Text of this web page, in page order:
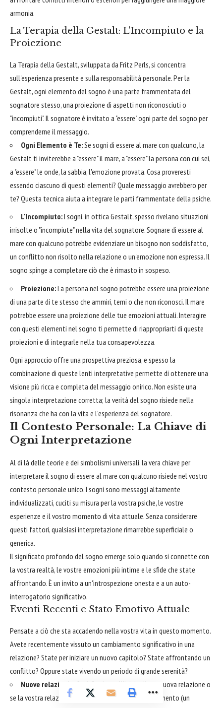
armonia.
La Terapia della Gestalt: L'Incompiuto e la
Proiezione
La Terapia della Gestalt, sviluppata da Fritz Perls, si concentra
sull'esperienza presente e sulla responsabilità personale. Per la
Gestalt, ogni elemento del sogno è una parte frammentata del
sognatore stesso, una proiezione di aspetti non riconosciuti o
"incompiuti". Il sognatore è invitato a "essere" ogni parte del sogno per
comprenderne il messaggio.
Ogni Elemento è Te:Se sogni di essere al mare con qualcuno, la
Gestalt ti inviterebbe a "essere" il mare, a "essere" la persona con cui sei,
a "essere" le onde, la sabbia, l'emozione provata. Cosa proveresti
essendo ciascuno di questi elementi? Quale messaggio avrebbero per
te? Questa tecnica aiuta a integrare le parti frammentate della psiche.
L'Incompiuto:I sogni, in ottica Gestalt, spesso rivelano situazioni
irrisolte o "incompiute" nella vita del sognatore. Sognare di essere al
mare con qualcuno potrebbe evidenziare un bisogno non soddisfatto,
un conflitto non risolto nella relazione o un'emozione non espressa. Il
sogno spinge a completare ciò che è rimasto in sospeso.
Proiezione:La persona nel sogno potrebbe essere una proiezione
di una parte di te stesso che ammiri, temi o che non riconosci. Il mare
potrebbe essere una proiezione delle tue emozioni attuali. Interagire
con questi elementi nel sogno ti permette di riappropriarti di queste
proiezioni e di integrarle nella tua consapevolezza.
Ogni approccio offre una prospettiva preziosa, e spesso la
combinazione di queste lenti interpretative permette di ottenere una
visione più ricca e completa del messaggio onirico. Non esiste una
singola interpretazione corretta; la verità del sogno risiede nella
risonanza che ha con la vita e l'esperienza del sognatore.
Il Contesto Personale: La Chiave di
Ogni Interpretazione
Al di là delle teorie e dei simbolismi universali, la vera chiave per
interpretare il sogno di essere al mare con qualcuno risiede nel vostro
contesto personale unico. I sogni sono messaggi altamente
individualizzati, cuciti su misura per la vostra psiche, le vostre
esperienze e il vostro momento di vita attuale. Senza considerare
questi fattori, qualsiasi interpretazione rimarrebbe superficiale o
generica.
Il significato profondo del sogno emerge solo quando si connette con
la vostra realtà, le vostre emozioni più intime e le sfide che state
affrontando. È un invito a un'introspezione onesta e a un auto-
interrogatorio significativo.
Eventi Recenti e Stato Emotivo Attuale
Pensate a ciò che sta accadendo nella vostra vita in questo momento.
Avete recentemente vissuto un cambiamento significativo in una
relazione? State per iniziare un nuovo capitolo? State affrontando un
conflitto? Oppure state vivendo un periodo di grande serenità?
Nuove relazioni o fasi: Se siete all'inizio di una nuova relazione o
se la vostra relazione sta vivendo una fase di cambiamento (un